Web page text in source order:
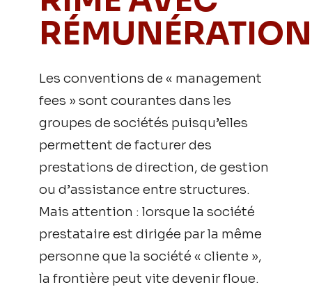
RÉMUNÉRATION
Les conventions de « management
fees » sont courantes dans les
groupes de sociétés puisqu’elles
permettent de facturer des
prestations de direction, de gestion
ou d’assistance entre structures.
Mais attention : lorsque la société
prestataire est dirigée par la même
personne que la société « cliente »,
la frontière peut vite devenir floue.